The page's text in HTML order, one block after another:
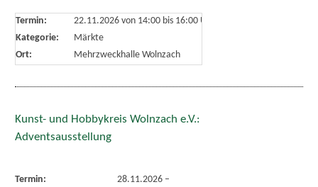
Termin: 22.11.2026 von 14:00bis 16:00 Uhr
Kategorie:
Märkte
Ort:
Mehrzweckhalle Wolnzach
Kunst- und Hobbykreis Wolnzach e.V.:
Adventsausstellung
Termin: 28.11.2026–